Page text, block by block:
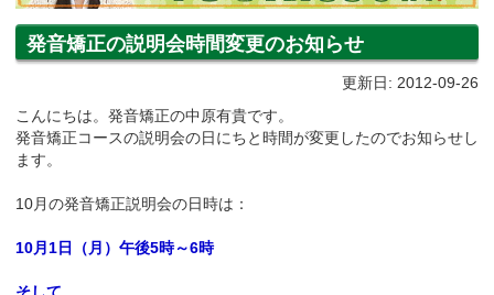
発音矯正の説明会時間変更のお知らせ
更新日: 2012-09-26
こんにちは。発音矯正の中原有貴です。
発音矯正コースの説明会の日にちと時間が変更したのでお知らせし
ます。
10月の発音矯正説明会の日時は：
10月1日（月）午後5時～6時
そして